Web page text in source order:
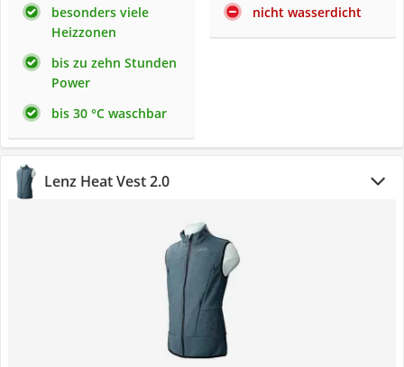
besonders viele
Heizzonen
bis zu zehn Stunden
Power
bis 30 °C waschbar
nicht wasserdicht
Lenz Heat Vest 2.0